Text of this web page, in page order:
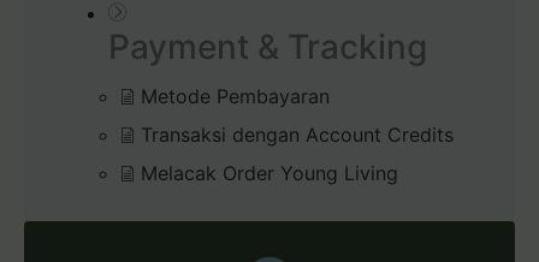
Payment & Tracking
Metode Pembayaran
Transaksi dengan Account Credits
Melacak Order Young Living